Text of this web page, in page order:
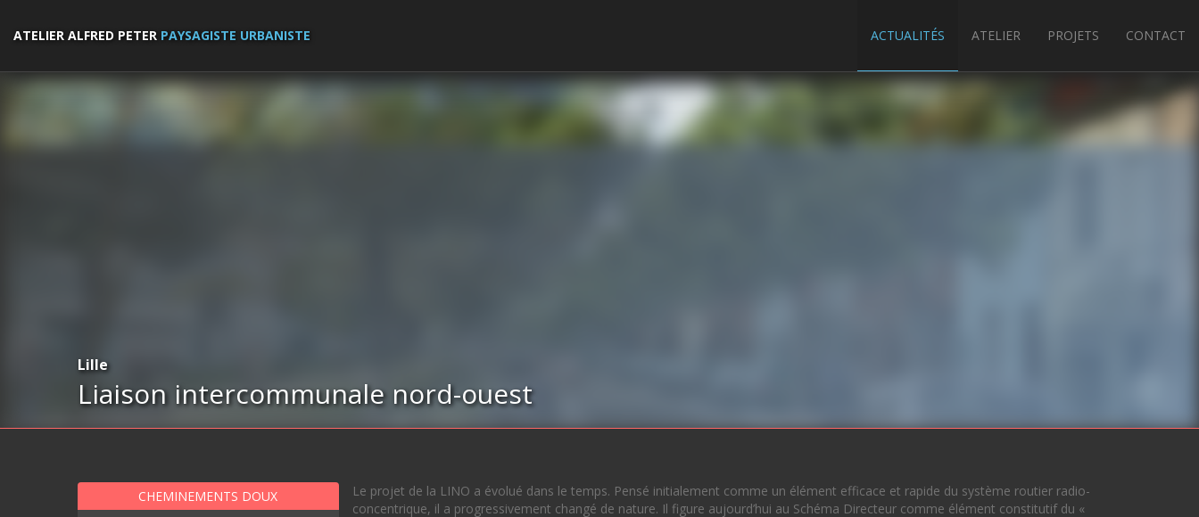
ATELIER ALFRED PETER PAYSAGISTE URBANISTE ACTUALITÉS ATELIER PROJETS CONTACT
Lille
Liaison intercommunale nord-ouest
CHEMINEMENTS DOUX
Le projet de la LINO a évolué dans le temps. Pensé initialement comme un élément efficace et rapide du système routier radio-
concentrique, il a progressivement changé de nature. Il figure aujourd’hui au Schéma Directeur comme élément constitutif du «